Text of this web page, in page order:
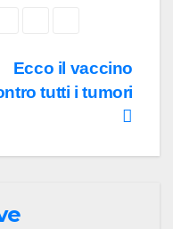
Ecco il vaccino
tutti i tumori